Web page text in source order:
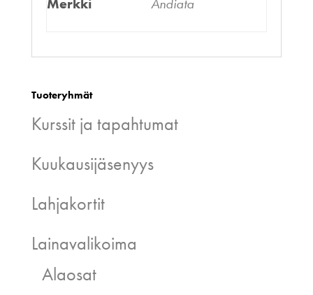
Tuoteryhmät
Kurssit ja tapahtumat
Kuukausijäsenyys
Lahjakortit
Lainavalikoima
Alaosat